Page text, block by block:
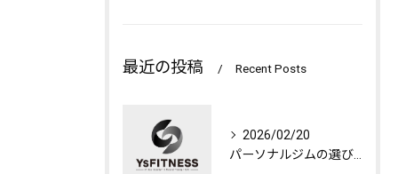
最近の投稿 Recent Posts
2026/02/20
パーソナルジムの選び方